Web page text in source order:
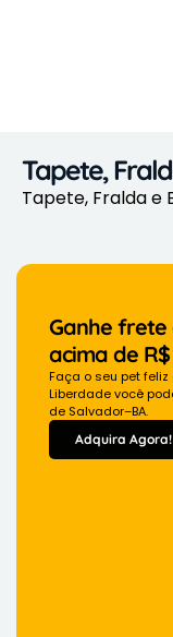
Tapete,
Tapete, Fralda e
Ganhe
acima de R$
Faça o seu pet feliz
Liberdade você
de Salvador–BA.
Adquira Agora!